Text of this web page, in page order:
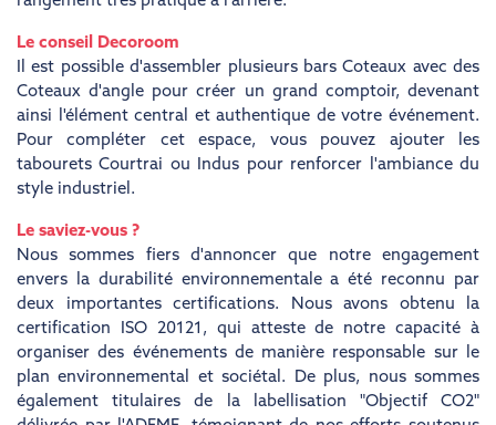
Le conseil Decoroom
Il est possible d'assembler plusieurs bars Coteaux avec des
Coteaux d'angle pour créer un grand comptoir, devenant
ainsi l'élément central et authentique de votre événement.
Pour compléter cet espace, vous pouvez ajouter les
tabourets Courtrai ou Indus pour renforcer l'ambiance du
style industriel.
Le saviez-vous ?
Nous sommes fiers d'annoncer que notre engagement
envers la durabilité environnementale a été reconnu par
deux importantes certifications. Nous avons obtenu la
certification ISO 20121, qui atteste de notre capacité à
organiser des événements de manière responsable sur le
plan environnemental et sociétal. De plus, nous sommes
également titulaires de la labellisation "Objectif CO2"